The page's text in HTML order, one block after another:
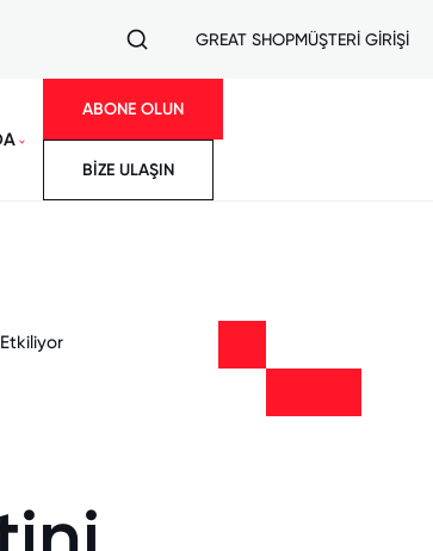
GREAT SHOPMÜŞTERİ GİRİŞİ
ABONE OLUN
BİZE ULAŞIN